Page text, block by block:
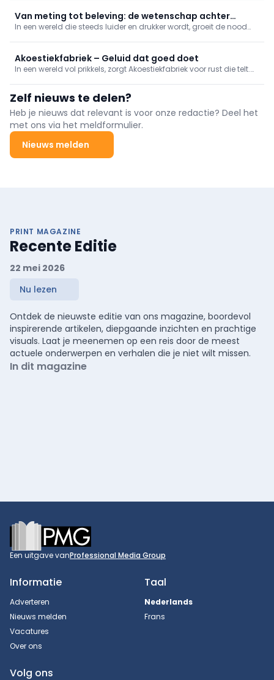
onderzoekt het innovatiecentrum hoe geluid zich via
aansluitingen en bouwknopen verspre
Van meting tot beleving: de wetenschap achter
akoestisch comfort
In een wereld die steeds luider en drukker wordt, groeit de nood
geluidsoplossingen stijgt.
Akoestiekfabriek – Geluid dat goed doet
In een wereld vol prikkels, zorgt Akoestiekfabriek voor rust die telt.
manier.
Zelf nieuws te delen?
Heb je nieuws dat relevant is voor onze redactie? Deel het
met ons via het meldformulier.
Nieuws melden
PRINT MAGAZINE
Recente Editie
22 mei 2026
Nu lezen
Ontdek de nieuwste editie van ons magazine, boordevol
inspirerende artikelen, diepgaande inzichten en prachtige
visuals. Laat je meenemen op een reis door de meest
actuele onderwerpen en verhalen die je niet wilt missen.
In dit magazine
Footer
Een uitgave vanProfessional Media Group
Informatie
Adverteren
Nieuws melden
Vacatures
Over ons
Taal
Nederlands
Frans
Volg ons